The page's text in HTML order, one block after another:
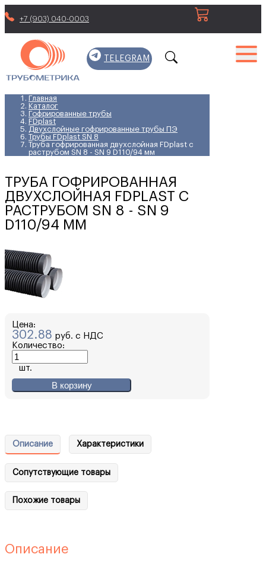
+7 (903) 040-0003
TELEGRAM
Главная
Каталог
Гофрированные трубы
FDplast
Двухслойные гофрированные трубы ПЭ
Трубы FDplast SN 8
Труба гофрированная двухслойная FDplast с
раструбом SN 8 - SN 9 D110/94 мм
ТРУБА ГОФРИРОВАННАЯ
ДВУХСЛОЙНАЯ FDPLAST С
РАСТРУБОМ SN 8 - SN 9
D110/94 ММ
Цена:
302.88 руб. с НДС
Количество:
шт.
В корзину
Описание Характеристики
Сопутствующие товары
Похожие товары
Описание